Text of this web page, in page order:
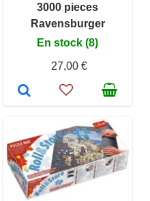
3000 pieces
Ravensburger
En stock (8)
27,00 €